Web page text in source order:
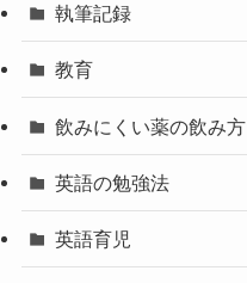
執筆記録
教育
飲みにくい薬の飲み方
英語の勉強法
英語育児